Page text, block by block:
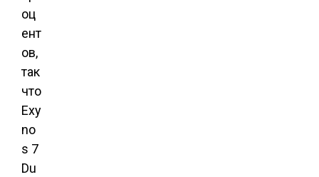
оц
ент
ов,
так
что
Exy
no
s 7
Du